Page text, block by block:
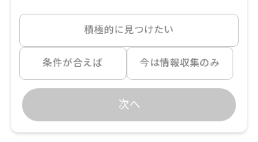
積極的に見つけたい
条件が合えば 今は情報収集のみ
次へ